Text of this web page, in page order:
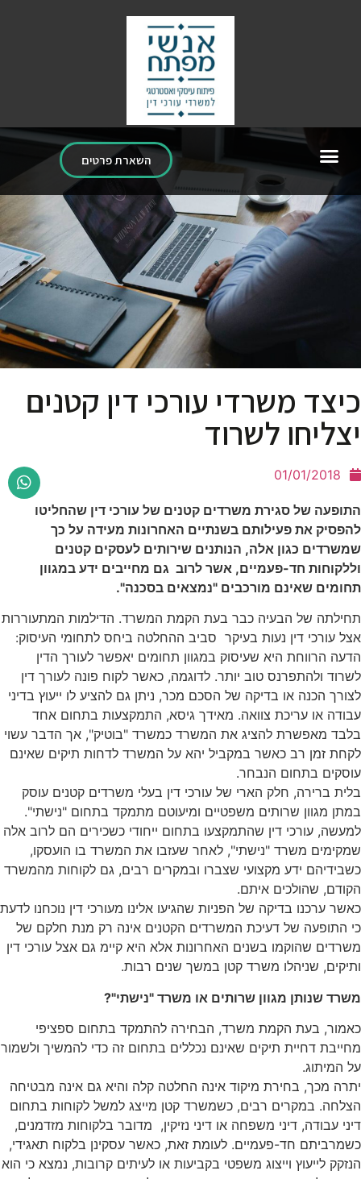
השארת פרטים
כיצד משרדי עורכי דין קטנים
יצליחו לשרוד
01/01/2018
התופעה של סגירת משרדים קטנים של עורכי דין שהחליטו
להפסיק את פעילותם בשנתיים האחרונות מעידה על כך
שמשרדים כגון אלה, הנותנים שירותים לעסקים קטנים
וללקוחות חד-פעמיים, אשר לרוב גם מחייבים ידע במגוון
תחומים שאינם מורכבים "נמצאים בסכנה".
תחילתה של הבעיה כבר בעת הקמת המשרד. הדילמות המתעוררות
אצל עורכי דין נעות בעיקר סביב ההחלטה ביחס לתחומי העיסוק:
הדעה הרווחת היא שעיסוק במגוון תחומים יאפשר לעורך הדין
לשרוד ולהתפרנס טוב יותר. לדוגמה, כאשר לקוח פונה לעורך דין
לצורך הכנה או בדיקה של הסכם מכר, ניתן גם להציע לו ייעוץ בדיני
עבודה או עריכת צוואה. מאידך גיסא, התמקצעות בתחום אחד
בלבד מאפשרת להציג את המשרד כמשרד "בוטיק", אך הדבר עשוי
לקחת זמן רב כאשר במקביל יהא על המשרד לדחות תיקים שאינם
עוסקים בתחום הנבחר.
בלית ברירה, חלק הארי של עורכי דין בעלי משרדים קטנים עוסק
במתן מגוון שרותים משפטיים ומיעוטם מתמקד בתחום "נישתי".
למעשה, עורכי דין שהתמקצעו בתחום ייחודי כשכירים הם לרוב אלה
שמקימים משרד "נישתי", לאחר שעזבו את המשרד בו הועסקו,
כשבידיהם ידע מקצועי שצברו ובמקרים רבים, גם לקוחות מהמשרד
הקודם, שהולכים איתם.
כאשר ערכנו בדיקה של הפניות שהגיעו אלינו מעורכי דין נוכחנו לדעת
כי התופעה של דעיכת המשרדים הקטנים אינה רק מנת חלקם של
משרדים שהוקמו בשנים האחרונות אלא היא קיימ גם אצל עורכי דין
ותיקים, שניהלו משרד קטן במשך שנים רבות.
משרד שנותן מגוון שרותים או משרד "נישתי"?
כאמור, בעת הקמת משרד, הבחירה להתמקד בתחום ספציפי
מחייבת דחיית תיקים שאינם נכללים בתחום זה כדי להמשיך ולשמור
על המיתוג.
יתרה מכך, בחירת מיקוד אינה החלטה קלה והיא גם אינה מבטיחה
הצלחה. במקרים רבים, כשמשרד קטן מייצג למשל לקוחות בתחום
דיני עבודה, דיני משפחה או דיני נזיקין, מדובר בלקוחות מזדמנים,
כשמרביתם חד-פעמיים. לעומת זאת, כאשר עסקינן בלקוח תאגידי,
הנזקק לייעוץ וייצוג משפטי בקביעות או לעיתים קרובות, נמצא כי הוא